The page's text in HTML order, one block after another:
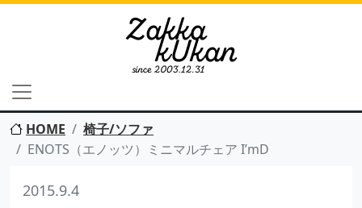
HOME
椅子/ソファ
ENOTS（エノッツ）ミニマルチェア I’mD
2015.9.4